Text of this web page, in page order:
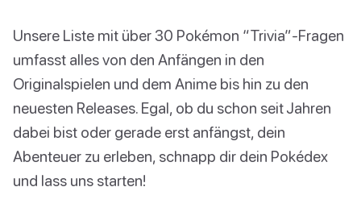
Unsere Liste mit über 30 Pokémon “Trivia”-Fragen
umfasst alles von den Anfängen in den
Originalspielen und dem Anime bis hin zu den
neuesten Releases. Egal, ob du schon seit Jahren
dabei bist oder gerade erst anfängst, dein
Abenteuer zu erleben, schnapp dir dein Pokédex
und lass uns starten!